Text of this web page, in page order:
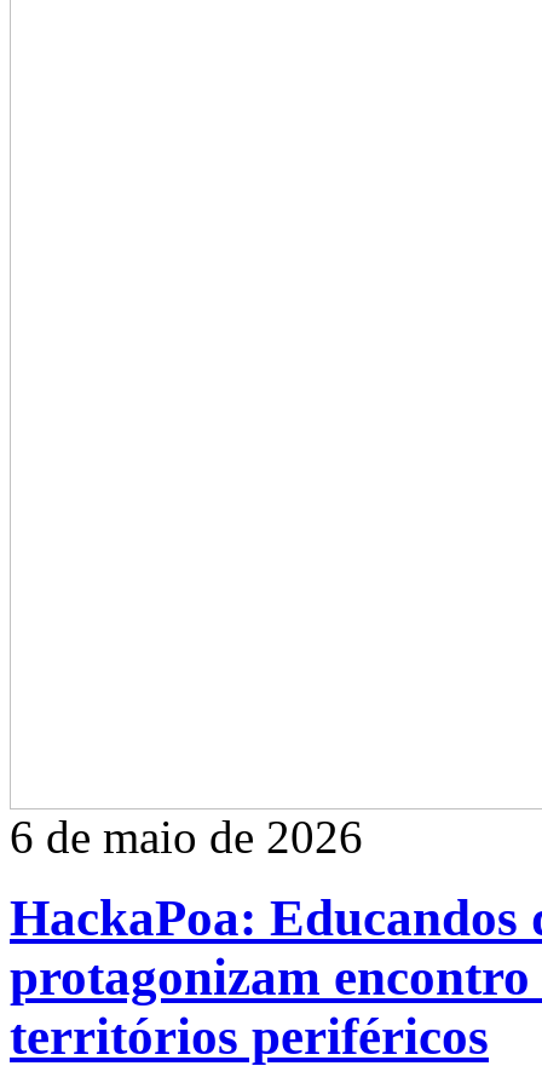
6 de maio de 2026
HackaPoa: Educandos
protagonizam encontro
territórios periféricos